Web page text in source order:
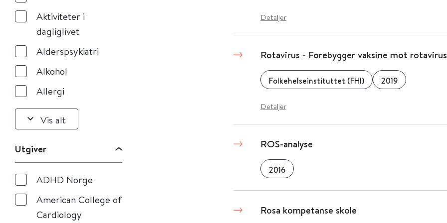
Aktiviteter i
dagliglivet
Alderspsykiatri
Alkohol
Allergi
Vis alt
Utgiver
ADHD Norge
American College of
Cardiology
Detaljer
Rotavirus - Forebygger vaksine mot
Folkehelseinstituttet (FHI) 2019
Detaljer
ROS-analyse
2016
Rosa kompetanse skole